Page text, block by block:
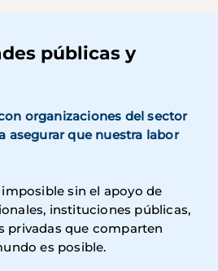
públicas y
organizaciones del sector
asegurar que nuestra labor
sin el apoyo de
instituciones públicas,
privadas que comparten
es posible.